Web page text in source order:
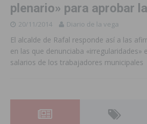
plenario» para aprobar
20/11/2014 Diario de la vega
El alcalde de Rafal responde así a las
en las que denunciaba «irregularidades»
salarios de los trabajadores municipales